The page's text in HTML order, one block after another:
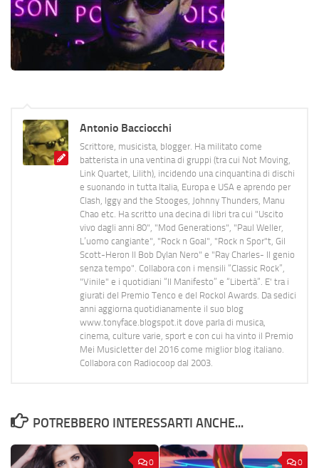
Antonio Bacciocchi
Scrittore, musicista, blogger. Ha militato come
batterista in una ventina di gruppi (tra cui Not Moving,
Link Quartet, Lilith), incidendo una cinquantina di dischi
e suonando in tutta Italia, Europa e USA e aprendo per
Clash, Iggy and the Stooges, Johnny Thunders, Manu
Chao etc. Ha scritto una decina di libri tra cui "Uscito
vivo dagli anni 80", "Mod Generations", "Paul Weller,
L’uomo cangiante", "Rock n Goal", "Rock n Spor"t, Gil
Scott-Heron Il Bob Dylan Nero" e "Ray Charles- Il genio
senza tempo". Collabora con i mensili “Classic Rock”,
"Vinile" e i quotidiani “Il Manifesto” e “Libertà”. E' tra i
giurati del Premio Tenco e del Rockol Awards. Da sedici
anni aggiorna quotidianamente il suo blog
www.tonyface.blogspot.it dove parla di musica,
cinema, culture varie, sport e con cui ha vinto il Premio
Mei Musicletter del 2016 come miglior blog italiano.
Collabora con Radiocoop dal 2003.
POTREBBERO INTERESSARTI ANCHE...
0 0